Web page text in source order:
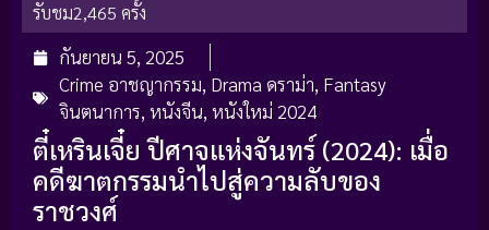
รับชม2,465 ครั้ง
กันยายน 5, 2025
Crime อาชญากรรม, Drama ดราม่า, Fantasy
จินตนาการ, หนังจีน, หนังใหม่ 2024
ตี๋เหรินเจี๋ย ปีศาจแห่งจันทร์ (2024): เมื่อ
คดีฆาตกรรมนำไปสู่ความลับของ
ราชวงศ์